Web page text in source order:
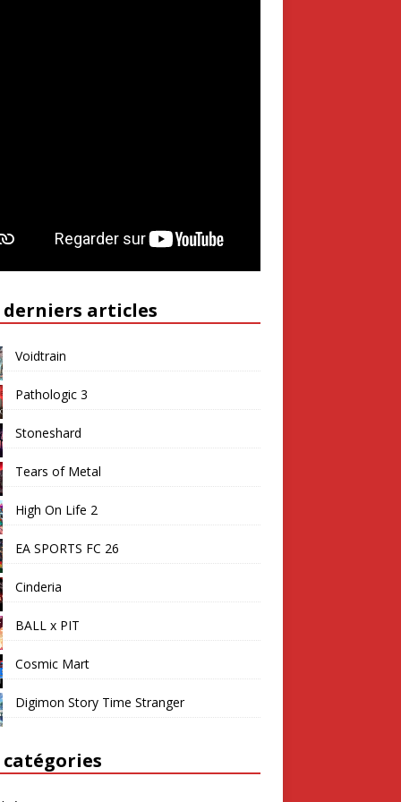
derniers articles
Voidtrain
Pathologic 3
Stoneshard
Tears of Metal
High On Life 2
EA SPORTS FC 26
Cinderia
BALL x PIT
Cosmic Mart
Digimon Story Time Stranger
catégories